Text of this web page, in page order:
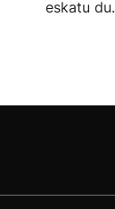
eskatu du.